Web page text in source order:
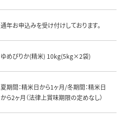
通年お申込みを受け付けしております。
ゆめぴりか(精米) 10kg(5kg×2袋)
夏期間：精米日から1ヶ月/冬期間：精米日
から2ヶ月（法律上賞味期限の定めなし）